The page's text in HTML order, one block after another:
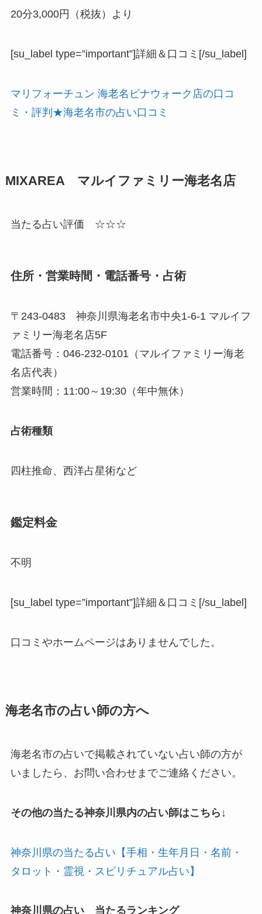
20分3,000円（税抜）より
[su_label type=”important”]詳細＆口コミ[/su_label]
マリフォーチュン 海老名ビナウォーク店の口コ
ミ・評判★海老名市の占い口コミ
MIXAREA マルイファミリー海老名店
当たる占い評価 ☆☆☆
住所・営業時間・電話番号・占術
〒243-0483 神奈川県海老名市中央1-6-1 マルイフ
ァミリー海老名店5F
電話番号：046-232-0101（マルイファミリー海老
名店代表）
営業時間：11:00～19:30（年中無休）
占術種類
四柱推命、西洋占星術など
鑑定料金
不明
[su_label type=”important”]詳細＆口コミ[/su_label]
口コミやホームページはありませんでした。
海老名市の占い師の方へ
海老名市の占いで掲載されていない占い師の方が
いましたら、お問い合わせまでご連絡ください。
その他の当たる神奈川県内の占い師はこちら↓
神奈川県の当たる占い【手相・生年月日・名前・
タロット・霊視・スピリチュアル占い】
神奈川県の占い 当たるランキング